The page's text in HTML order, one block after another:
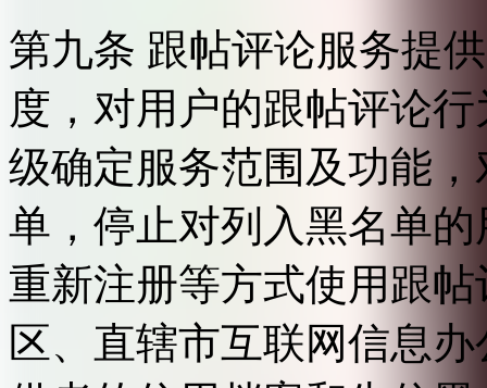
第九条 跟帖评论服务提
度，对用户的跟帖评论
级确定服务范围及功能
单，停止对列入黑名单
重新注册等方式使用跟
区、直辖市互联网信息